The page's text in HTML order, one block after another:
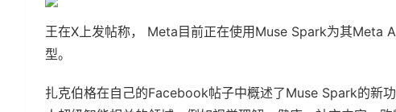
王在X上发帖称， Meta目前正在使用Muse Spark为其Meta
型。
扎克伯格在自己的Facebook帖子中概述了Muse Spark的新